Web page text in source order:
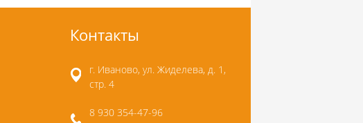
Контакты
г. Иваново, ул. Жиделева, д. 1,
стр. 4
8 930 354-47-96